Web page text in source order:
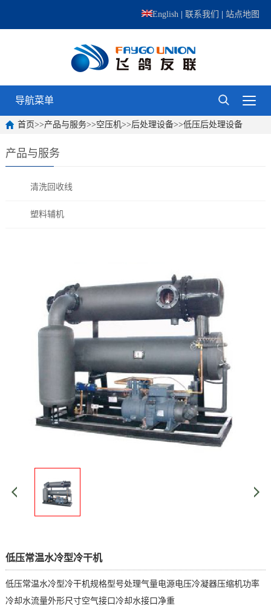
English |联系我们 |站点地图
导航菜单
首页>>产品与服务>>空压机>>后处理设备>>低压后处理设备
产品与服务
清洗回收线
塑料辅机
低压常温水冷型冷干机
低压常温水冷型冷干机规格型号处理气量电源电压冷凝器压缩机功率
冷却水流量外形尺寸空气接口冷却水接口净重